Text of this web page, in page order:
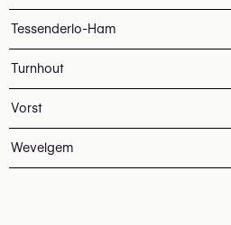
Tessenderlo-Ham
Turnhout
Vorst
Wevelgem